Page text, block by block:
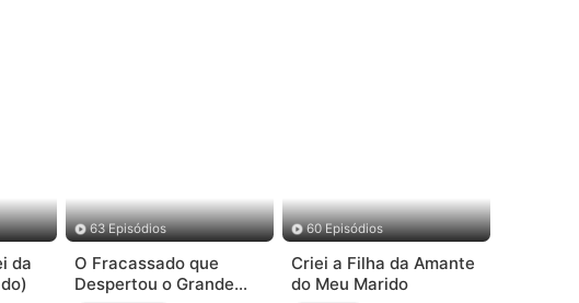
da
63 Episódios
O Fracassado que
Despertou o Grande
60 Episódios
Criei a Filha da Amante
do Meu Marido